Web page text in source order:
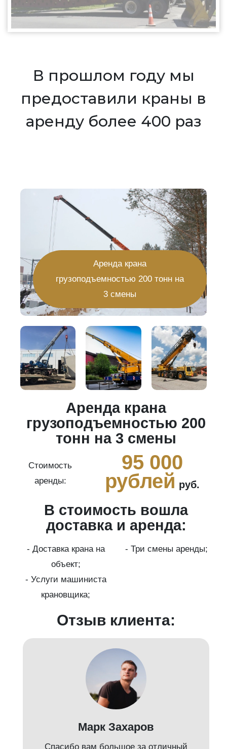
В прошлом году мы
предоставили краны в
аренду более 400 раз
Аренда крана
грузоподъемностью 200 тонн на
3 смены
Аренда крана
грузоподъемностью 200
тонн на 3 смены
Стоимость
аренды:
95 000
рублей руб.
В стоимость вошла
доставка и аренда:
- Доставка крана на
объект;
- Три смены аренды;
- Услуги машиниста
крановщика;
Отзыв клиента:
Марк Захаров
Спасибо вам большое за отличный